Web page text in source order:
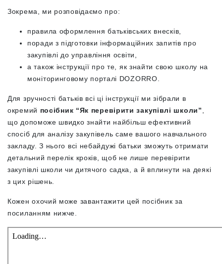
Зокрема, ми розповідаємо про:
правила оформлення батьківських внесків,
поради з підготовки інформаційних запитів про
закупівлі до управління освіти,
а також інструкції про те, як знайти свою школу на
моніторинговому порталі DOZORRO.
Для зручності батьків всі ці інструкції ми зібрали в
окремий посібник “Як перевірити закупівлі школи”
що допоможе швидко знайти найбільш ефективний
спосіб для аналізу закупівель саме вашого навчального
закладу. З нього всі небайдужі батьки зможуть отримати
детальний перелік кроків, щоб не лише перевірити
закупівлі школи чи дитячого садка, а й вплинути на деякі
з цих рішень.
Кожен охочий може завантажити цей посібник за
посиланням нижче.